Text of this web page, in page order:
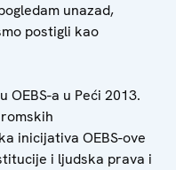
unazad,
postigli kao
a u Peći 2013.
inicijativa OEBS-ove
i ljudska prava i